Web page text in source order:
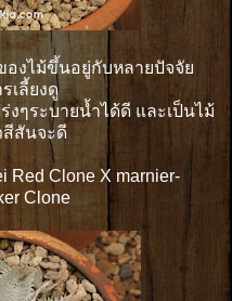
องไม้ขึ้นอยู่กับหลายปัจจัย
เลี้ยงดู
งๆระบายน้ำได้ดี และเป็นไม้
สันจะดี
Red Clone X marnier-
Clone